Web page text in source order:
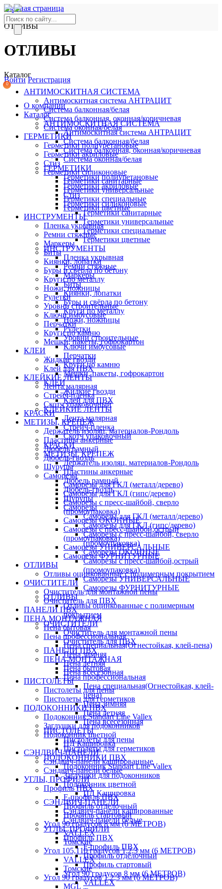
Войти Регистрация
0
О компании
Каталог
АНТИМОСКИТНАЯ СИСТЕМА
Антимоскитная система АНТРАЦИТ
Система балконная/белая
Система балконная, оконная/коричневая
Система оконная/белая
ГЕРМЕТИКИ
Герметики полиуретановые
Герметики акриловые
Стиз
Герметики силиконовые
Герметики санитарные
Герметики универсальные
Герметики специальные
Герметики цветные
ИНСТРУМЕНТЫ
Пленка укрывная
Ремни стяжные
Маркеры
Биты
Киянки, лопатки
Буры и свёрла по бетону
Круги по металлу
Ножи, ножницы
Рулетки
Уровни строительные
Ключи имбусовые
Перчатки
Круги по камню
Мешки, пакеты, гофрокартон
КЛЕИ
Жидкие гвозди
Клей для ПВХ
КЛЕЙКИЕ ЛЕНТЫ
Лента малярная
Стрейч-пленка
Скотч упаковочный
КРАСКИ
МЕТИЗЫ, КРЕПЕЖ
Держатель изоляц. материалов-Рондоль
Пластины анкерные
Дюбель рамный
Дюбель-гвоздь
Шурупы
Саморезы
Саморезы для ГКЛ (металл/дерево)
Саморезы для ГКЛ (гипс/дерево)
Саморезы с пресс-шайбой, сверло
(промоупаковка)
Саморезы ОКОННЫЕ
Саморезы с пресс-шайбой,острый
(промоупаковка)
Саморезы УНИВЕРСАЛЬНЫЕ
Саморезы ФУРНИТУРНЫЕ
ОТЛИВЫ
Отливы оцинкованные с полимерным
покрытием
ОЧИСТИТЕЛИ
Очиститель для монтажной пены
Очиститель для ПВХ
ПАНЕЛИ ПВХ
ПЕНА МОНТАЖНАЯ
Пена бытовая
Пена профессиональная
Пена специальная(Огнестойкая, клей-
пена)
Пена зимняя
Пена летняя
Пена всесезонная
ПИСТОЛЕТЫ
Пистолеты для пены
Пистолеты для герметиков
ПОДОКОННИКИ ПВХ
Подоконник Standart Line Vallex
Заглушки для подоконников
Подоконник цветной
ПД Кашировка
СЭНДВИЧ-ПАНЕЛИ
Сэндвич-панели кашированные
Сэндвич-панели белые
УГЛЫ, ПРОФИЛИ
Профиль ПВХ
F-профиль ПВХ
Профиль отделочный
Профиль стартовый
Угол 90 градусов 8 мм (6 МЕТРОВ)
VALLEX
Главная страница
Каталог
ОТЛИВЫ
ОТЛИВЫ
Каталог
АНТИМОСКИТНАЯ СИСТЕМА
Антимоскитная система АНТРАЦИТ
Система балконная/белая
Система балконная, оконная/коричневая
Система оконная/белая
ГЕРМЕТИКИ
Герметики полиуретановые
Герметики акриловые
Стиз
Герметики силиконовые
Герметики санитарные
Герметики универсальные
Герметики специальные
Герметики цветные
ИНСТРУМЕНТЫ
Пленка укрывная
Ремни стяжные
Маркеры
Биты
Киянки, лопатки
Буры и свёрла по бетону
Круги по металлу
Ножи, ножницы
Рулетки
Уровни строительные
Ключи имбусовые
Перчатки
Круги по камню
Мешки, пакеты, гофрокартон
КЛЕИ
Жидкие гвозди
Клей для ПВХ
КЛЕЙКИЕ ЛЕНТЫ
Лента малярная
Стрейч-пленка
Скотч упаковочный
КРАСКИ
МЕТИЗЫ, КРЕПЕЖ
Держатель изоляц. материалов-Рондоль
Пластины анкерные
Дюбель рамный
Дюбель-гвоздь
Шурупы
Саморезы
Саморезы для ГКЛ (металл/дерево)
Саморезы для ГКЛ (гипс/дерево)
Саморезы с пресс-шайбой, сверло
(промоупаковка)
Саморезы ОКОННЫЕ
Саморезы с пресс-шайбой,острый
(промоупаковка)
Саморезы УНИВЕРСАЛЬНЫЕ
Саморезы ФУРНИТУРНЫЕ
ОТЛИВЫ
Отливы оцинкованные с полимерным покрытием
ОЧИСТИТЕЛИ
Очиститель для монтажной пены
Очиститель для ПВХ
ПАНЕЛИ ПВХ
ПЕНА МОНТАЖНАЯ
Пена бытовая
Пена профессиональная
Пена специальная(Огнестойкая, клей-пена)
Пена зимняя
Пена летняя
Пена всесезонная
ПИСТОЛЕТЫ
Пистолеты для пены
Пистолеты для герметиков
ПОДОКОННИКИ ПВХ
Подоконник Standart Line Vallex
Заглушки для подоконников
Подоконник цветной
ПД Кашировка
СЭНДВИЧ-ПАНЕЛИ
Сэндвич-панели кашированные
Сэндвич-панели белые
УГЛЫ, ПРОФИЛИ
Профиль ПВХ
F-профиль ПВХ
Профиль отделочный
Профиль стартовый
Угол 90 градусов 8 мм (6 МЕТРОВ)
VALLEX
Томские
Угол 105,110 градусов 1,2,3 мм (6 МЕТРОВ)
VALLEX
Томские
Угол 90 градусов 1,2,3 мм (6 МЕТРОВ)
MGL